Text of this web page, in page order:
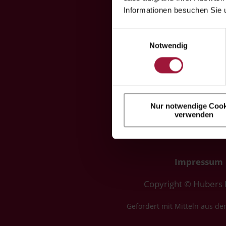
Informationen besuchen
Notwendig
Nur notwendige
verwenden

Impressum
Copyright © Hubers
Gefördert mit Mitteln aus